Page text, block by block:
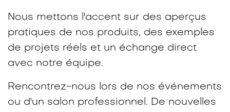
Nous mettons l'accent sur des aperçus
pratiques de nos produits, des exemples
de projets réels et un échange direct
avec notre équipe.​
Rencontrez-nous lors de nos événements
ou d'un salon professionnel. De nouvelles